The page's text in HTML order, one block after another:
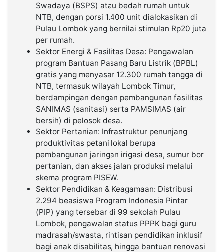
Swadaya (BSPS) atau bedah rumah untuk
NTB, dengan porsi 1.400 unit dialokasikan di
Pulau Lombok yang bernilai stimulan Rp20 juta
per rumah.
Sektor Energi & Fasilitas Desa: Pengawalan
program Bantuan Pasang Baru Listrik (BPBL)
gratis yang menyasar 12.300 rumah tangga di
NTB, termasuk wilayah Lombok Timur,
berdampingan dengan pembangunan fasilitas
SANIMAS (sanitasi) serta PAMSIMAS (air
bersih) di pelosok desa.
Sektor Pertanian: Infrastruktur penunjang
produktivitas petani lokal berupa
pembangunan jaringan irigasi desa, sumur bor
pertanian, dan akses jalan produksi melalui
skema program PISEW.
Sektor Pendidikan & Keagamaan: Distribusi
2.294 beasiswa Program Indonesia Pintar
(PIP) yang tersebar di 99 sekolah Pulau
Lombok, pengawalan status PPPK bagi guru
madrasah/swasta, rintisan pendidikan inklusif
bagi anak disabilitas, hingga bantuan renovasi